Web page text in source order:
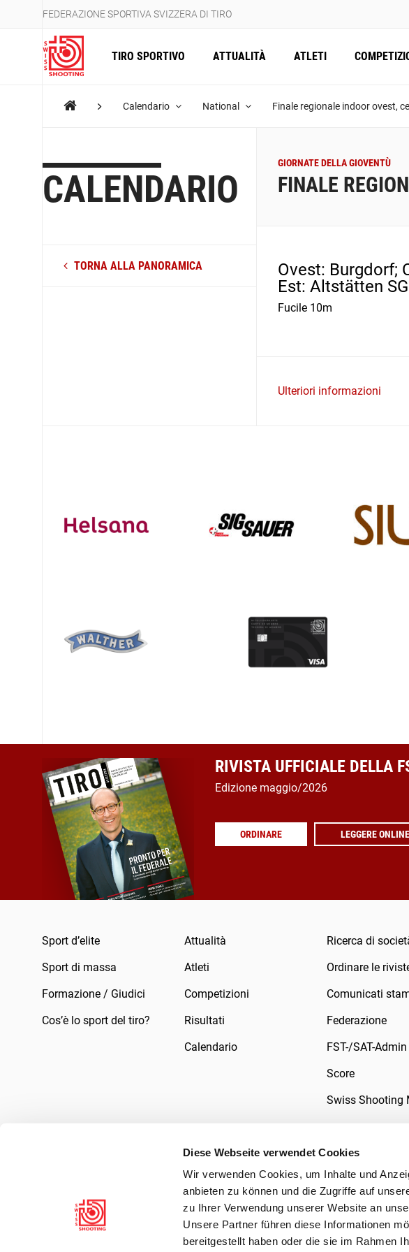
Diese Webseite verwendet Cookies
Wir verwenden Cookies, um Inhalte und
anbieten zu können und die Zugriffe auf
zu Ihrer Verwendung unserer Website an
Unsere Partner führen diese Informationen
bereitgestellt haben oder die sie im Rahmen
FEDERAZIONE SPORTIVA SVIZZERA DI TIRO
TIRO SPORTIVO ATTUALITÀ ATLETI
Calendario National Finale regionale indoor ovest,
CALENDARIO
TORNA ALLA PANORAMICA
GIORNATE DELLA GIOVENTÙ
FINALE
Ovest: Burgdorf;
Est: Altstätten SG
Fucile 10m
Ulteriori informazioni
RIVISTA UFFICIALE DELLA
Edizione maggio/2026
ORDINARE LEGGERE ONLINE
Sport d’elite
Sport di massa
Formazione / Giudici
Cos’è lo sport del tiro?
Attualità
Atleti
Competizioni
Risultati
Calendario
Ricerca di
Ordinare le
Comunicati
Federazione
FST-/SAT-Admin
Score
Swiss Shooting
Informativa sulla privacy